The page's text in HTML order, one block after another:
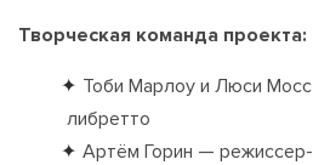
Творческая команда проекта:
Тоби Марлоу и Люси
либретто
Артём Горин —